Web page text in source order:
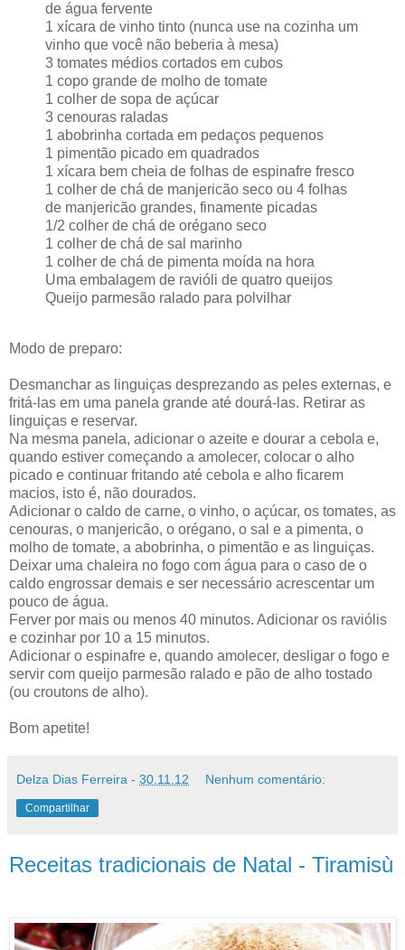
de água fervente
1 xícara de vinho tinto (nunca use na cozinha um
vinho que você não beberia à mesa)
3 tomates médios cortados em cubos
1 copo grande de molho de tomate
1 colher de sopa de açúcar
3 cenouras raladas
1 abobrinha cortada em pedaços pequenos
1 pimentão picado em quadrados
1 xícara bem cheia de folhas de espinafre fresco
1 colher de chá de manjericão seco ou 4 folhas
de manjericão grandes, finamente picadas
1/2 colher de chá de orégano seco
1 colher de chá de sal marinho
1 colher de chá de pimenta moída na hora
Uma embalagem de ravióli de quatro queijos
Queijo parmesão ralado para polvilhar
Modo de preparo:
Desmanchar as linguiças desprezando as peles externas, e
fritá-las em uma panela grande até dourá-las. Retirar as
linguiças e reservar.
Na mesma panela, adicionar o azeite e dourar a cebola e,
quando estiver começando a amolecer, colocar o alho
picado e continuar fritando até cebola e alho ficarem
macios, isto é, não dourados.
Adicionar o caldo de carne, o vinho, o açúcar, os tomates, as
cenouras, o manjericão, o orégano, o sal e a pimenta, o
molho de tomate, a abobrinha, o pimentão e as linguiças.
Deixar uma chaleira no fogo com água para o caso de o
caldo engrossar demais e ser necessário acrescentar um
pouco de água.
Ferver por mais ou menos 40 minutos. Adicionar os raviólis
e cozinhar por 10 a 15 minutos.
Adicionar o espinafre e, quando amolecer, desligar o fogo e
servir com queijo parmesão ralado e pão de alho tostado
(ou croutons de alho).
Bom apetite!
Delza Dias Ferreira - 30.11.12 Nenhum comentário:
Compartilhar
Receitas tradicionais de Natal - Tiramisù